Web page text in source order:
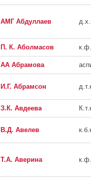
АМГ Абдуллаев
П. К. Аболмасов
АА Абрамова
И.Г. Абрамсон
З.К. Авдеева
В.Д. Авелев
Т.А. Аверина